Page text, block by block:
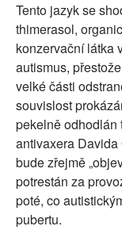
Tento jazyk se
thimerasol,
konzervační látka
autismus,
velké části
souvislost
pekelně odhodlán
antivaxera Davida
bude zřejmě
potrestán za
poté, co
pubertu.